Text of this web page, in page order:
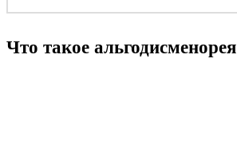
Что такое альгодисменорея